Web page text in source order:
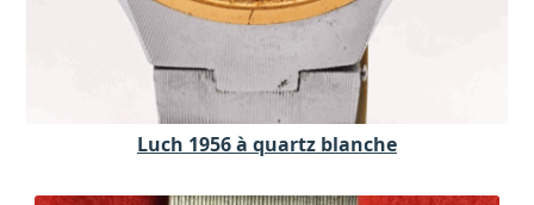
Luch 1956 à quartz blanche